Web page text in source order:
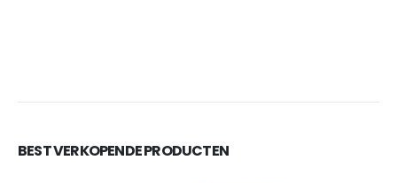
BEST VERKOPENDE PRODUCTEN